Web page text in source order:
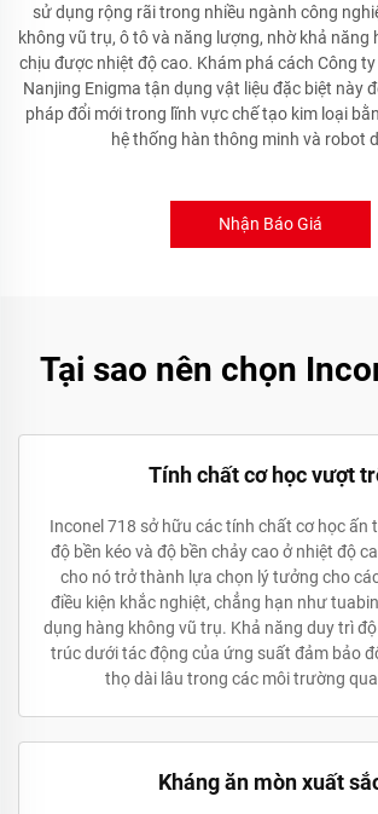
sử dụng rộng rãi trong nhiều ngành công
không vũ trụ, ô tô và năng lượng, nhờ khả năng
chịu được nhiệt độ cao. Khám phá cách Công
Nanjing Enigma tận dụng vật liệu đặc biệt này
pháp đổi mới trong lĩnh vực chế tạo kim loại
hệ thống hàn thông minh và robot
Nhận Báo Giá
Tại sao nên chọn
Tính chất cơ học vượt
Inconel 718 sở hữu các tính chất cơ học ấn
độ bền kéo và độ bền chảy cao ở nhiệt độ
cho nó trở thành lựa chọn lý tưởng cho
điều kiện khắc nghiệt, chẳng hạn như
dụng hàng không vũ trụ. Khả năng duy trì
trúc dưới tác động của ứng suất đảm bảo
thọ dài lâu trong các môi trường
Kháng ăn mòn xuất